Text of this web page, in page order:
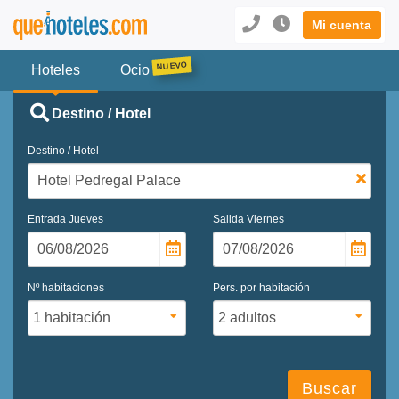
Mi cuenta
Hoteles Ocio
Destino / Hotel
Destino / Hotel
Entrada Jueves Salida Viernes
Nº habitaciones Pers. por habitación
Buscar